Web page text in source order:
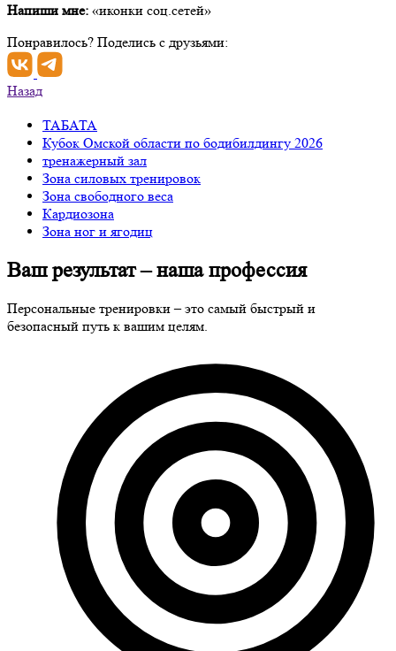
Напиши мне: «иконки соц.сетей»
Понравилось? Поделись с друзьями:
Назад
ТАБАТА
Кубок Омской области по бодибилдингу 2026
тренажерный зал
Зона силовых тренировок
Зона свободного веса
Кардиозона
Зона ног и ягодиц
Ваш результат– наша профессия
Персональные тренировки – это самый быстрый и
безопасный путь к вашим целям.